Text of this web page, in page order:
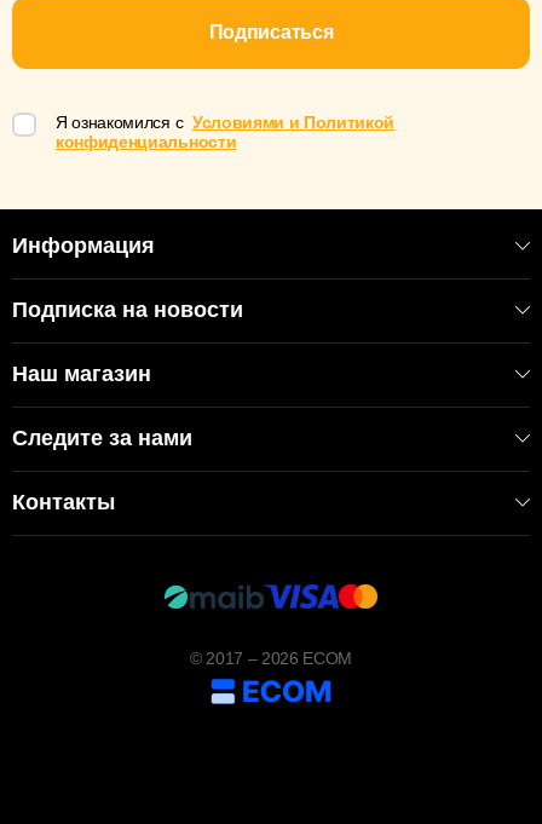
Подписаться
Я ознакомился с Условиями и Политикой
конфиденциальности
Информация
Подписка на новости
Наш магазин
Следите за нами
Контакты
© 2017 – 2026 ECOM